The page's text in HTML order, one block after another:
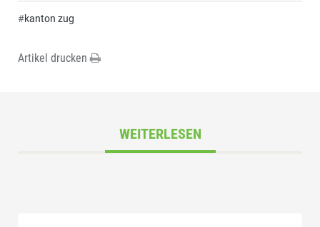
#kanton zug
Artikel drucken
WEITERLESEN